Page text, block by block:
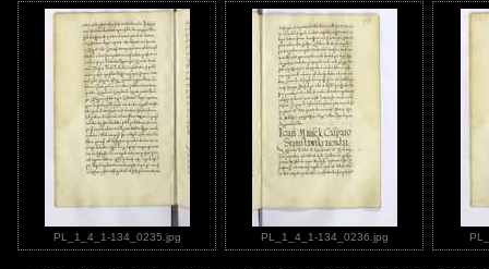
PL_1_4_1-134_0235.jpg PL_1_4_1-134_0236.jpg